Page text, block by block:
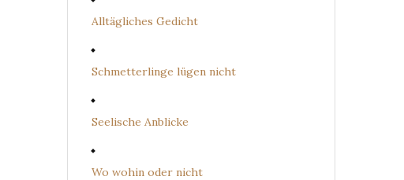
Alltägliches Gedicht
Schmetterlinge lügen nicht
Seelische Anblicke
Wo wohin oder nicht